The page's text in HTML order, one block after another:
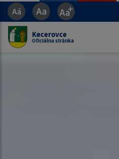
Kecerovce
Oficiálna stránka